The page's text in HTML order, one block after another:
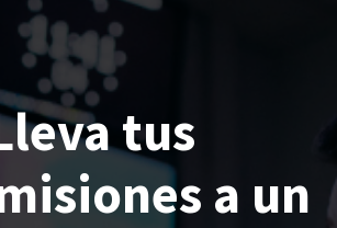
tus
a un